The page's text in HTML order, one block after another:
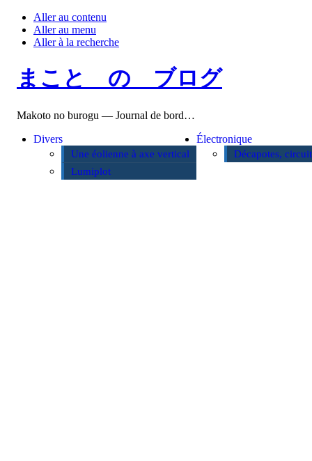
Aller au contenu
Aller au menu
Aller à la recherche
まこと の ブログ
Makoto no burogu — Journal de bord…
Divers
Une éolienne à axe vertical
Lumiplot
Électronique
Décapotes,